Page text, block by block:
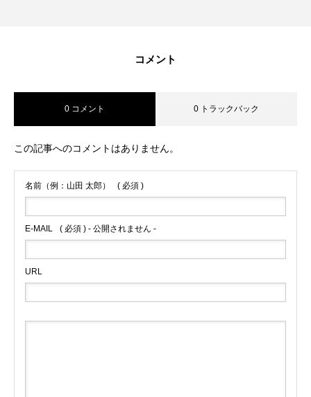
コメント
0 コメント 0 トラックバック
この記事へのコメントはありません。
名前（例：山田 太郎） ( 必須 )
E-MAIL ( 必須 ) - 公開されません -
URL